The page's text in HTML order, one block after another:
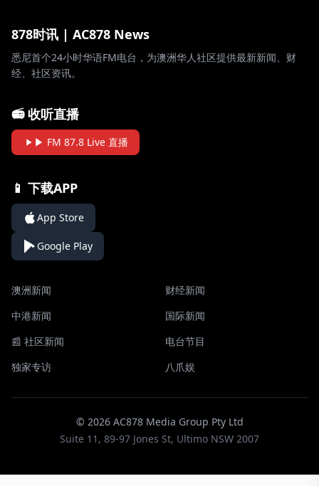
878时讯 | AC878 News
悉尼首个24小时华语FM电台，为澳洲华人社区提供最新新闻、财
经、社区资讯。
📻 收听直播
▶ FM 87.8 Live 直播
📱 下载APP
App Store
Google Play
澳洲新闻
财经新闻
中港新闻
国际新闻
📰 社区新闻
电台节目
独家专访
八爪娱
© 2026 AC878 Media Group Pty Ltd
Suite 11, 89-97 Jones St, Ultimo NSW 2007